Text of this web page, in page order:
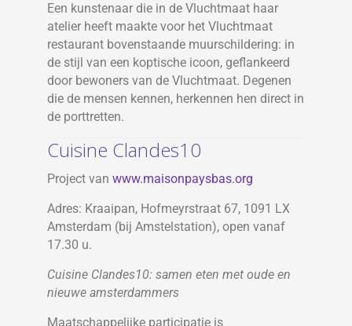
Een kunstenaar die in de Vluchtmaat haar
atelier heeft maakte voor het Vluchtmaat
restaurant bovenstaande muurschildering: in
de stijl van een koptische icoon, geflankeerd
door bewoners van de Vluchtmaat. Degenen
die de mensen kennen, herkennen hen direct in
de porttretten.
Cuisine Clandes10
Project van www.maisonpaysbas.org
Adres: Kraaipan, Hofmeyrstraat 67, 1091 LX
Amsterdam (bij Amstelstation), open vanaf
17.30 u.
Cuisine Clandes10: samen eten met oude en
nieuwe amsterdammers
Maatschappelijke participatie is